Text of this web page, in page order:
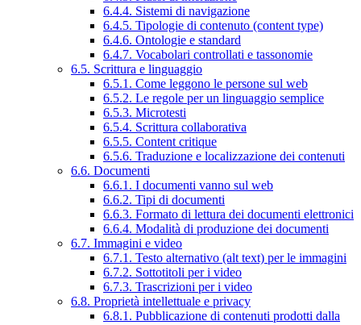
6.4.4. Sistemi di navigazione
6.4.5. Tipologie di contenuto (content type)
6.4.6. Ontologie e standard
6.4.7. Vocabolari controllati e tassonomie
6.5. Scrittura e linguaggio
6.5.1. Come leggono le persone sul web
6.5.2. Le regole per un linguaggio semplice
6.5.3. Microtesti
6.5.4. Scrittura collaborativa
6.5.5. Content critique
6.5.6. Traduzione e localizzazione dei contenuti
6.6. Documenti
6.6.1. I documenti vanno sul web
6.6.2. Tipi di documenti
6.6.3. Formato di lettura dei documenti elettronici
6.6.4. Modalità di produzione dei documenti
6.7. Immagini e video
6.7.1. Testo alternativo (alt text) per le immagini
6.7.2. Sottotitoli per i video
6.7.3. Trascrizioni per i video
6.8. Proprietà intellettuale e privacy
6.8.1. Pubblicazione di contenuti prodotti dalla